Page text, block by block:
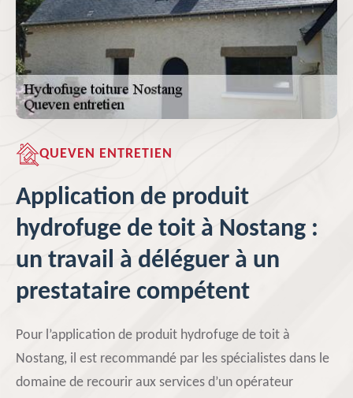
QUEVEN ENTRETIEN
Application de produit
hydrofuge de toit à Nostang :
un travail à déléguer à un
prestataire compétent
Pour l’application de produit hydrofuge de toit à
Nostang, il est recommandé par les spécialistes dans le
domaine de recourir aux services d’un opérateur